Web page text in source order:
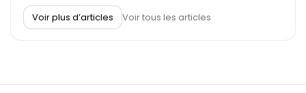
À quel poignet porter un bracelet de pierre
Découvrez le scorpion et ses pierres
Voir plus d’articles Voir tous les articles